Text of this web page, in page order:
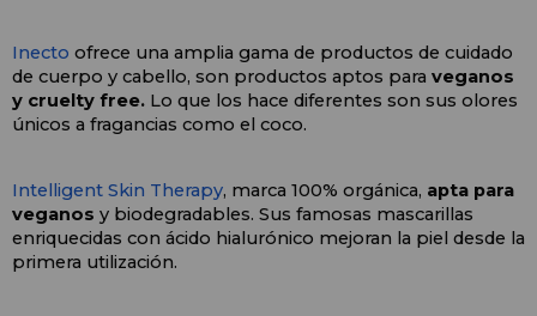
Inecto ofrece una amplia gama de productos de cuidado
de cuerpo y cabello, son productos aptos para veganos
y cruelty free. Lo que los hace diferentes son sus olores
únicos a fragancias como el coco.
Intelligent Skin Therapy, marca 100% orgánica, apta para
veganos y biodegradables. Sus famosas mascarillas
enriquecidas con ácido hialurónico mejoran la piel desde la
primera utilización.